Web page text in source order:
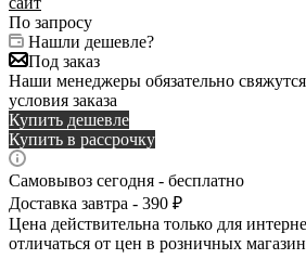
По запросу
Нашли дешевле?
Под заказ
Наши менеджеры обязательно
условия заказа
Купить дешевле
Купить в рассрочку
Самовывоз сегодня - бесплатно
Доставка завтра - 390 ₽
Цена действительна только для
отличаться от цен в розничных